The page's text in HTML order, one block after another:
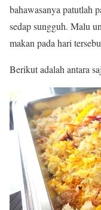
bahawasanya patutlah
sedap sungguh. Malu
makan pada hari
Berikut adalah antara